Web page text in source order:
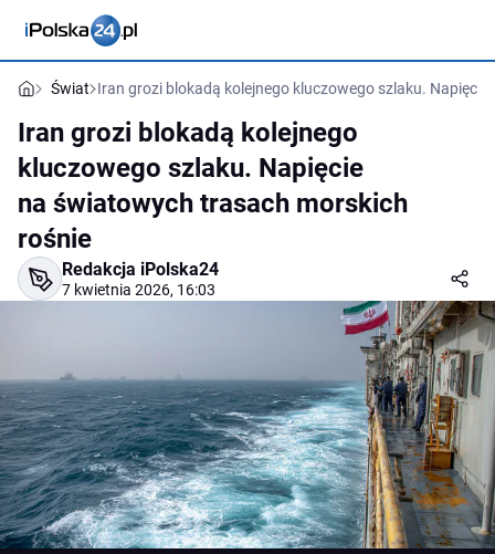
Świat Iran grozi blokadą kolejnego kluczowego szlaku.
Iran grozi blokadą kolejnego
kluczowego szlaku. Napięcie
na światowych trasach morskich
rośnie
Redakcja iPolska24
7 kwietnia 2026, 16:03